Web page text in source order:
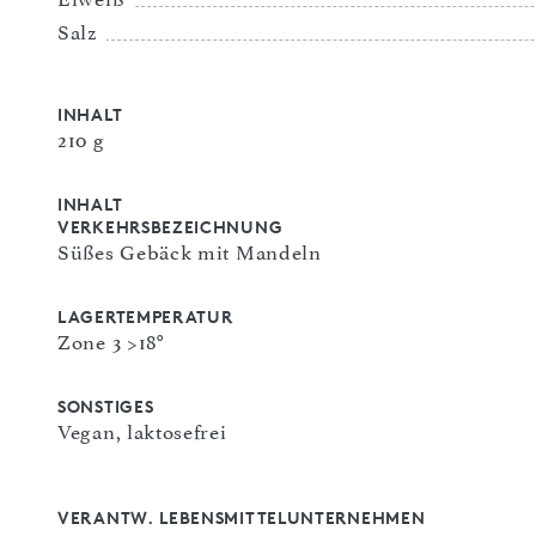
Salz
INHALT
210 g
INHALT
VERKEHRSBEZEICHNUNG
Süßes Gebäck mit Mandeln
LAGERTEMPERATUR
Zone 3 >18°
SONSTIGES
Vegan, laktosefrei
VERANTW. LEBENSMITTELUNTERNEHMEN